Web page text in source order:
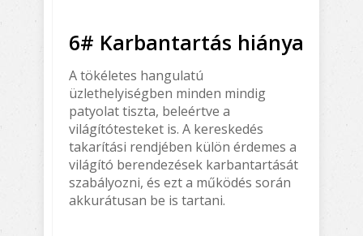
6# Karbantartás hiánya
A tökéletes hangulatú
üzlethelyiségben minden mindig
patyolat tiszta, beleértve a
világítótesteket is. A kereskedés
takarítási rendjében külön érdemes a
világító berendezések karbantartását
szabályozni, és ezt a működés során
akkurátusan be is tartani.